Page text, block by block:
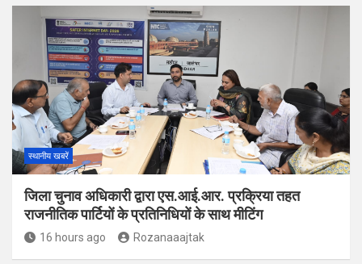
स्थानीय खबरें
जिला चुनाव अधिकारी द्वारा एस.आई.आर. प्रक्रिया तहत
राजनीतिक पार्टियों के प्रतिनिधियों के साथ मीटिंग
16 hours ago Rozanaaajtak